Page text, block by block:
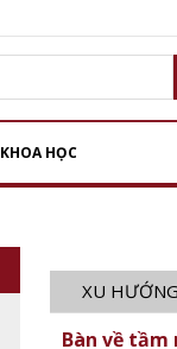
KHOA HỌC
XU
Bàn về tầm